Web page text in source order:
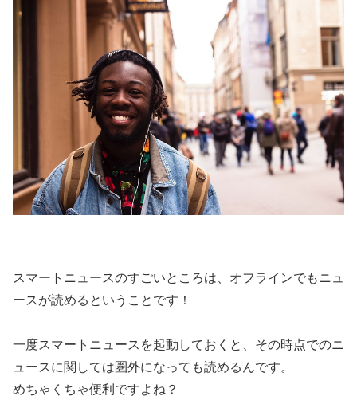
スマートニュースのすごいところは、 オフラインでもニュ
ースが読める ということです！
一度スマートニュースを起動しておくと、その時点でのニ
ュースに関しては圏外になっても読めるんです。
めちゃくちゃ便利ですよね？